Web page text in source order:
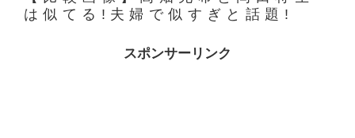
は似てる!夫婦で似すぎと話題!
スポンサーリンク